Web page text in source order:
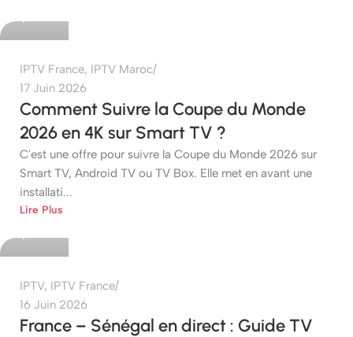
IPTV France, IPTV Maroc
17 Juin 2026
Comment Suivre la Coupe du Monde
2026 en 4K sur Smart TV ?
C'est une offre pour suivre la Coupe du Monde 2026 sur
Smart TV, Android TV ou TV Box. Elle met en avant une
installati...
Lire Plus
etshop
IPTV, IPTV France
16 Juin 2026
France – Sénégal en direct : Guide TV